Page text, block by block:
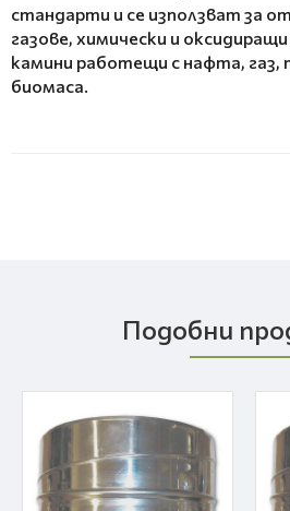
стандарти и се използват за
газове, химически и
камини работещи с нафта, газ,
биомаса.
Подобни